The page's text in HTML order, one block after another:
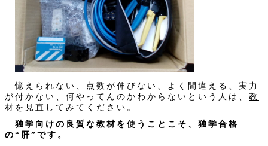
憶えられない、点数が伸びない、よく間違える、実力
が付かない、何やってんのかわからないという人は、 教
材を見直してみてください。
独学向けの良質な教材を使うことこそ、独学合格
の“肝”です。